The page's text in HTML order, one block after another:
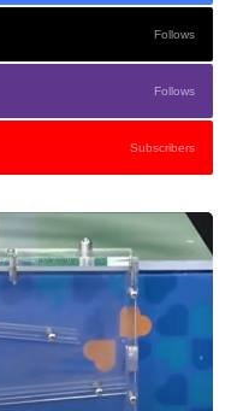
Follows
Follows
Subscribers